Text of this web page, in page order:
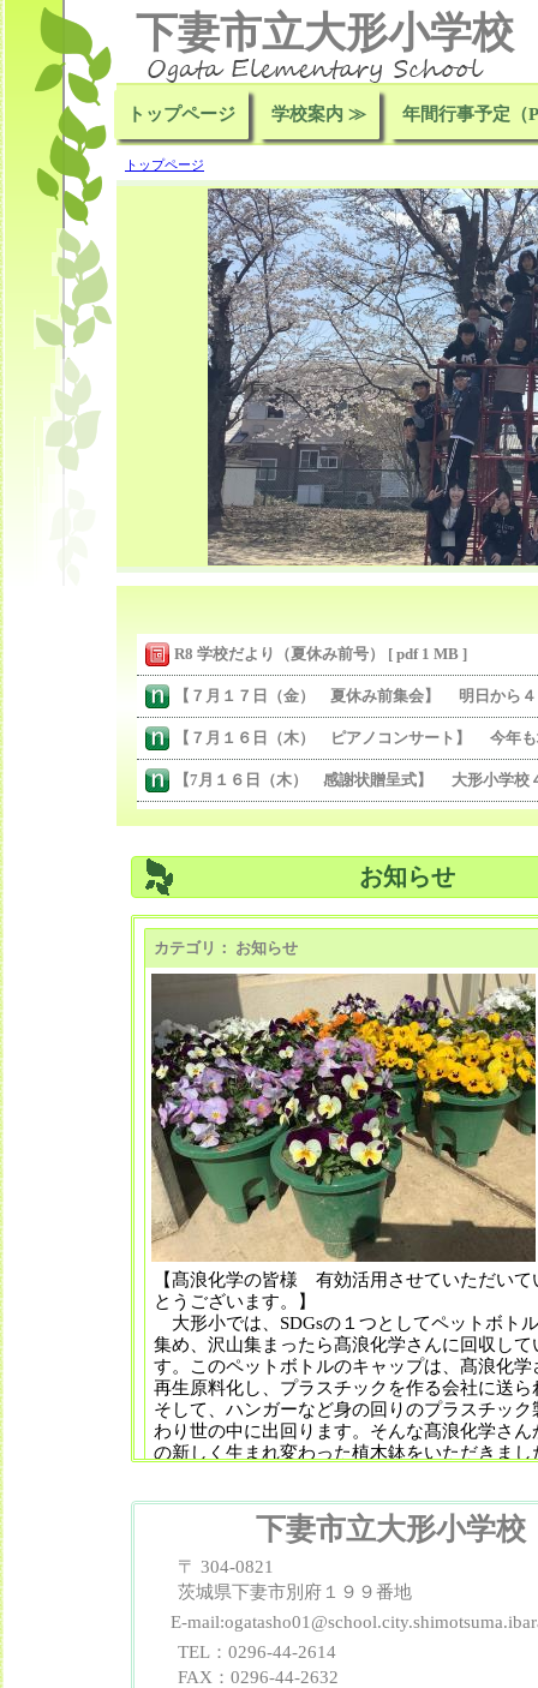
下妻市立大形小学校
トップページ 学校案内 ≫ 年間行事予定（
トップページ
R8 学校だより（夏休み前号） [ pdf 1 MB ]
お知らせ
カテゴリ： お知らせ
【髙浪化学の皆様 有効活用させていただいて
とうございます。】
大形小では、SDGsの１つとしてペットボト
集め、沢山集まったら髙浪化学さんに回収して
す。このペットボトルのキャップは、髙浪化学
再生原料化し、プラスチックを作る会社に送ら
そして、ハンガーなど身の回りのプラスチッ
わり世の中に出回ります。そんな髙浪化学さ
の新しく生まれ変わった植木鉢をいただきまし
現在とても綺麗に咲いています。明日は、全
なった６年生のために「６年生を送る会」を
で、６年生一人一人にお花のプレゼント（植
んからいただきました！）をしたいと考えてい
カテゴリ： お知らせ
下妻市立大形小学校
〒 304-0821
茨城県下妻市別府１９９番地
E-
TEL：0296-44-2614
FAX：0296-44-2632